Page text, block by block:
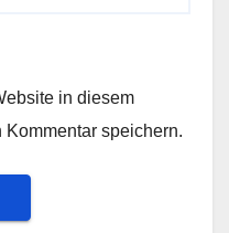
in diesem
Kommentar speichern.